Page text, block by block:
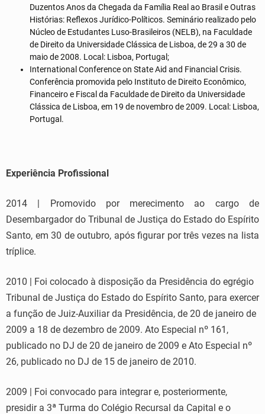
Duzentos Anos da Chegada da Família Real ao Brasil e Outras
Histórias: Reflexos Jurídico-Políticos. Seminário realizado pelo
Núcleo de Estudantes Luso-Brasileiros (NELB), na Faculdade
de Direito da Universidade Clássica de Lisboa, de 29 a 30 de
maio de 2008. Local: Lisboa, Portugal;
International Conference on State Aid and Financial Crisis.
Conferência promovida pelo Instituto de Direito Econômico,
Financeiro e Fiscal da Faculdade de Direito da Universidade
Clássica de Lisboa, em 19 de novembro de 2009. Local: Lisboa,
Portugal.
Experiência Profissional
2014 | Promovido por merecimento ao cargo de
Desembargador do Tribunal de Justiça do Estado do Espírito
Santo, em 30 de outubro, após figurar por três vezes na lista
tríplice.
2010 | Foi colocado à disposição da Presidência do egrégio
Tribunal de Justiça do Estado do Espírito Santo, para exercer
a função de Juiz-Auxiliar da Presidência, de 20 de janeiro de
2009 a 18 de dezembro de 2009. Ato Especial nº 161,
publicado no DJ de 20 de janeiro de 2009 e Ato Especial nº
26, publicado no DJ de 15 de janeiro de 2010.
2009 | Foi convocado para integrar e, posteriormente,
presidir a 3ª Turma do Colégio Recursal da Capital e o